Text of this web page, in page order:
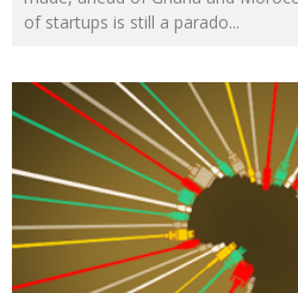
of startups is still a parado...